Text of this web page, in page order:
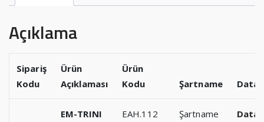
Açıklama
Sipariş
Kodu
Ürün
Açıklaması
Ürün
Kodu
Şartname
EM-TRINI
EAH.112
Şartname